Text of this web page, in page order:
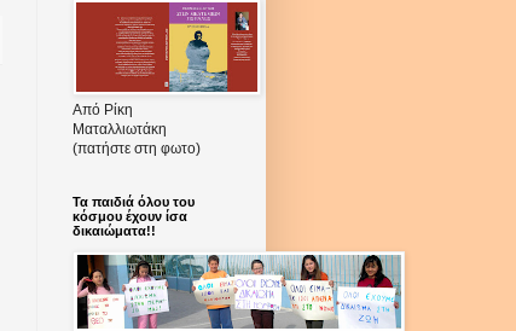
Από Ρίκη
Ματαλλιωτάκη
(πατήστε στη φωτο)
Τα παιδιά όλου του
κόσμου έχουν ίσα
δικαιώματα!!